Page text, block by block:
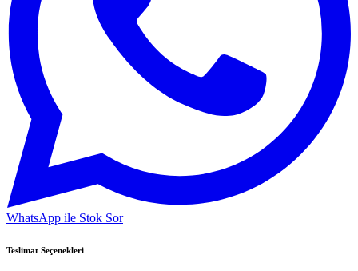
WhatsApp ile Stok Sor
Teslimat Seçenekleri